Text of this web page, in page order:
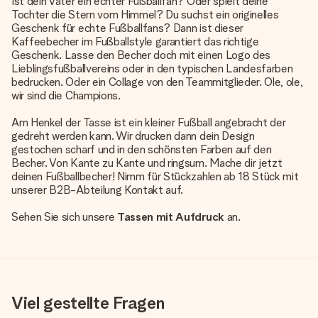
Tochter die Stern vom Himmel? Du suchst ein originelles
Geschenk für echte Fußballfans? Dann ist dieser
Kaffeebecher im Fußballstyle garantiert das richtige
Geschenk. Lasse den Becher doch mit einen Logo des
Lieblingsfußballvereins oder in den typischen Landesfarben
bedrucken. Oder ein Collage von den Teammitglieder. Ole, ole,
wir sind die Champions.
Am Henkel der Tasse ist ein kleiner Fußball angebracht der
gedreht werden kann. Wir drucken dann dein Design
gestochen scharf und in den schönsten Farben auf den
Becher. Von Kante zu Kante und ringsum. Mache dir jetzt
deinen Fußballbecher! Nimm für Stückzahlen ab 18 Stück mit
unserer B2B-Abteilung Kontakt auf.
Sehen Sie sich unsere Tassen mit Aufdruck an.
Viel gestellte Fragen